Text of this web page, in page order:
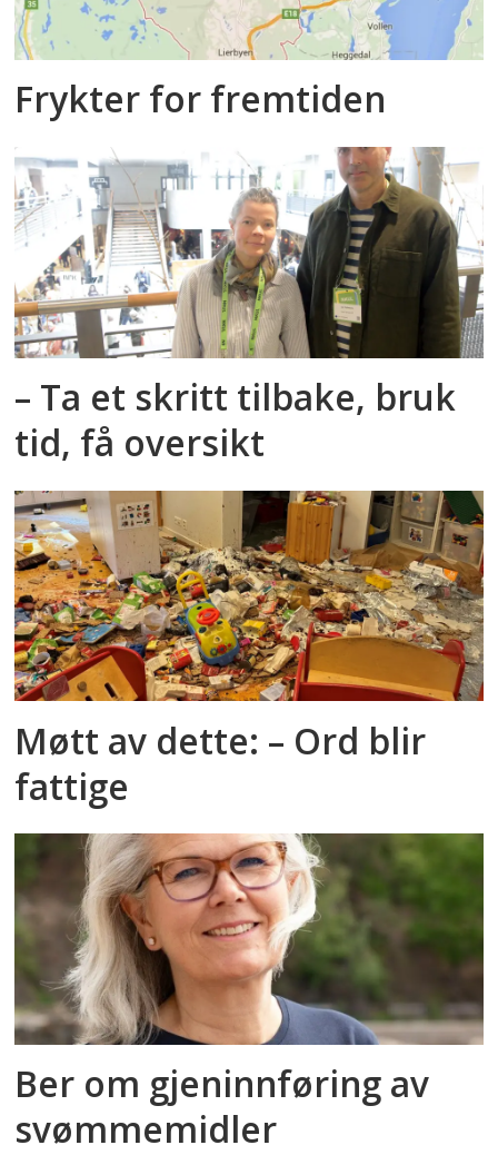
Frykter for fremtiden
– Ta et skritt tilbake, bruk
tid, få oversikt
Møtt av dette: – Ord blir
fattige
Ber om gjeninnføring av
svømmemidler